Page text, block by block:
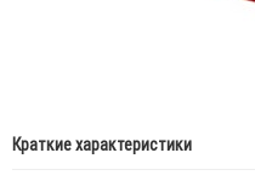
Краткие характеристики